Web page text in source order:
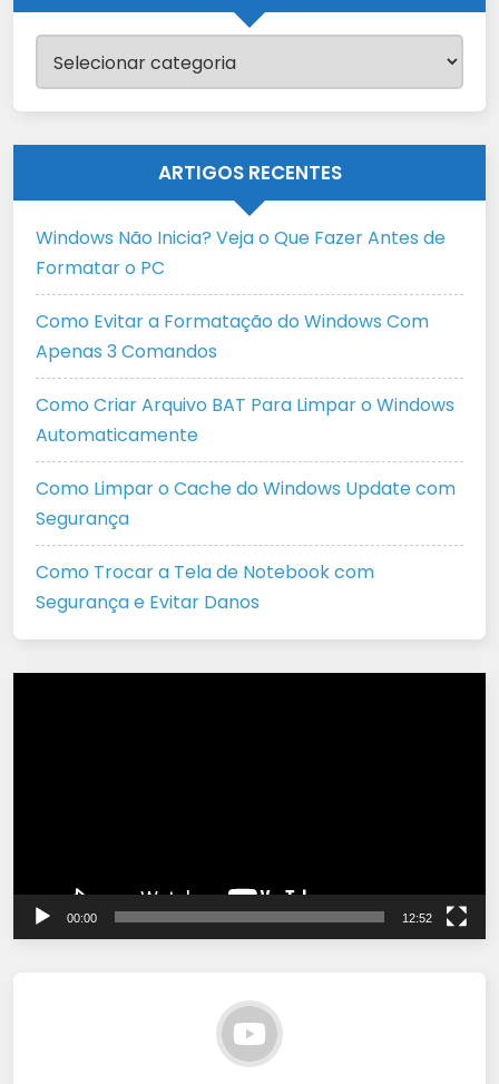
ARTIGOS RECENTES
Windows Não Inicia? Veja o Que Fazer Antes de
Formatar o PC
Como Evitar a Formatação do Windows Com
Apenas 3 Comandos
Como Criar Arquivo BAT Para Limpar o Windows
Automaticamente
Como Limpar o Cache do Windows Update com
Segurança
Como Trocar a Tela de Notebook com
Segurança e Evitar Danos
00:00 12:52